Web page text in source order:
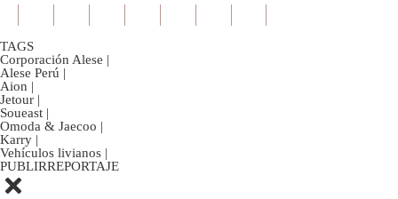
TAGS
Corporación Alese |
Alese Perú |
Aion |
Jetour |
Soueast |
Omoda & Jaecoo |
Karry |
Vehículos livianos |
PUBLIRREPORTAJE